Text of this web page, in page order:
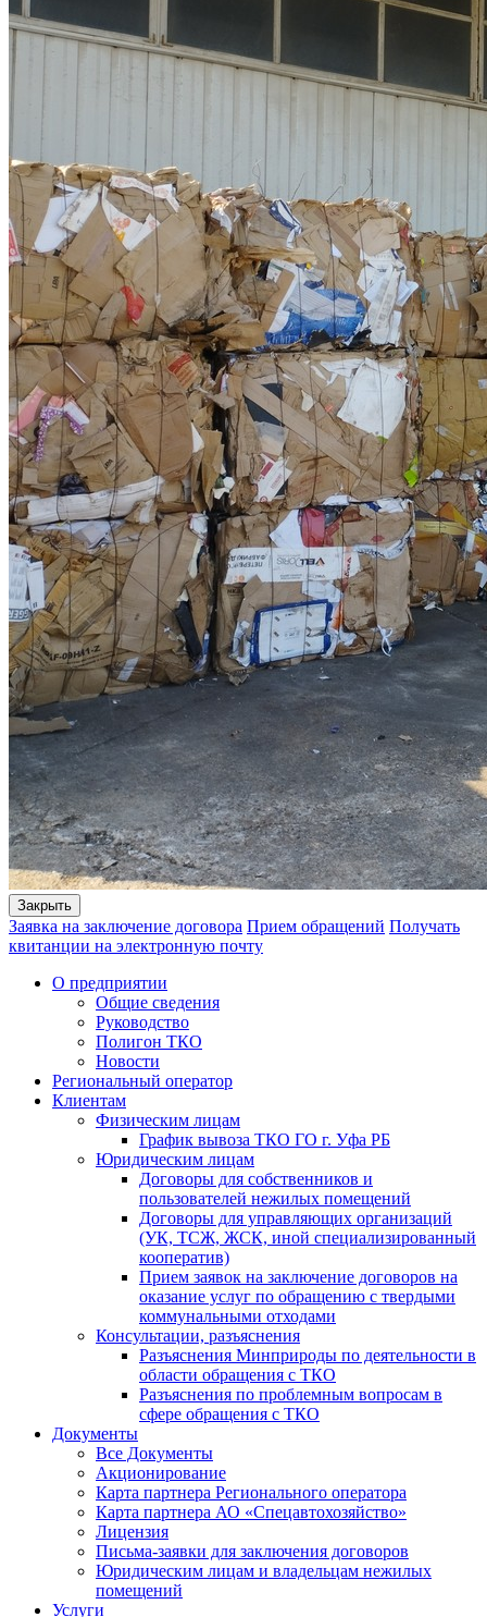
Закрыть
Заявка на заключение договора Прием обращений Получать
квитанции на электронную почту
О предприятии
Общие сведения
Руководство
Полигон ТКО
Новости
Региональный оператор
Клиентам
Физическим лицам
График вывоза ТКО ГО г. Уфа РБ
Юридическим лицам
Договоры для собственников и
пользователей нежилых помещений
Договоры для управляющих организаций
(УК, ТСЖ, ЖСК, иной специализированный
кооператив)
Прием заявок на заключение договоров на
оказание услуг по обращению с твердыми
коммунальными отходами
Консультации, разъяснения
Разъяснения Минприроды по деятельности в
области обращения с ТКО
Разъяснения по проблемным вопросам в
сфере обращения с ТКО
Документы
Все Документы
Акционирование
Карта партнера Регионального оператора
Карта партнера АО «Спецавтохозяйство»
Лицензия
Письма-заявки для заключения договоров
Юридическим лицам и владельцам нежилых
помещений
Услуги